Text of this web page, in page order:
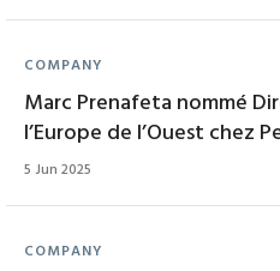
COMPANY
Marc Prenafeta nommé
l’Europe de l’Ouest chez
5 Jun 2025
COMPANY